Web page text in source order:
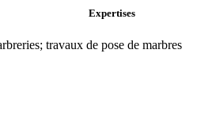
Expertises
travaux de pose de marbres